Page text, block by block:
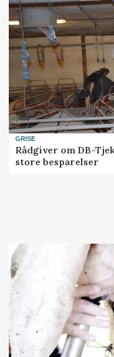
GRISE
Rådgiver om DB-
store besparelser